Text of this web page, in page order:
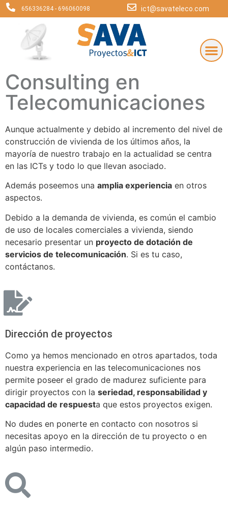
656336284- 696060098 ict@savateleco.com
Consulting en
Telecomunicaciones
Aunque actualmente y debido al incremento del nivel de
construcción de vivienda de los últimos años, la
mayoría de nuestro trabajo en la actualidad se centra
en las ICTs y todo lo que llevan asociado.
Además poseemos una amplia experiencia en otros
aspectos.
Debido a la demanda de vivienda, es común el cambio
de uso de locales comerciales a vivienda, siendo
necesario presentar un proyecto de dotación de
servicios de telecomunicación. Si es tu caso,
contáctanos.
Dirección de proyectos
Como ya hemos mencionado en otros apartados, toda
nuestra experiencia en las telecomunicaciones nos
permite poseer el grado de madurez suficiente para
dirigir proyectos con la seriedad, responsabilidad y
capacidad de respuesta que estos proyectos exigen.
No dudes en ponerte en contacto con nosotros si
necesitas apoyo en la dirección de tu proyecto o en
algún paso intermedio.